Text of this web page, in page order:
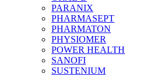
PARANIX
PHARMASEPT
PHARMATON
PHYSIOMER
POWER HEALTH
SANOFI
SUSTENIUM